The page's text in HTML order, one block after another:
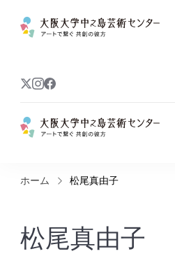
ホーム 松尾真由子
松尾真由子